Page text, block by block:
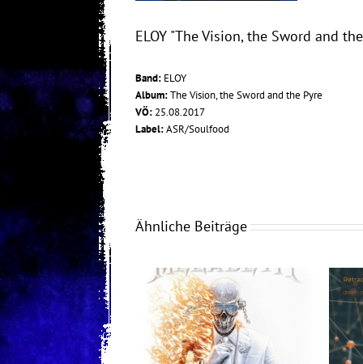
ELOY "The Vision, the Sword and
Band: ELOY
Album:The Vision, the Sword and the Pyre
VÖ:25.08.2017
Label:ASR/Soulfood
Ähnliche Beiträge